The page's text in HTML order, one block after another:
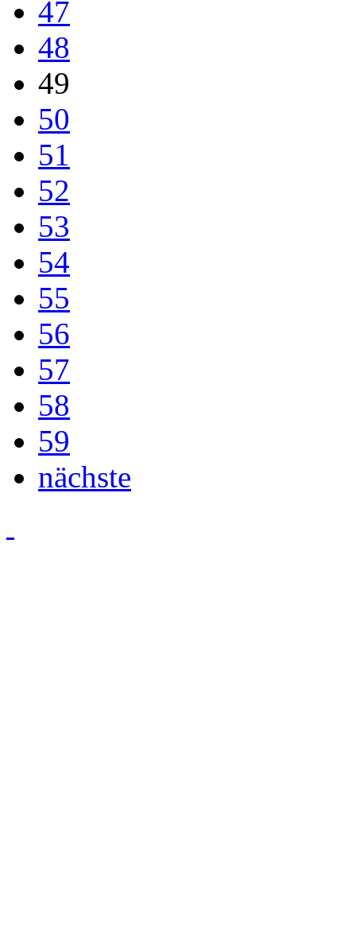
47
48
49
50
51
52
53
54
55
56
57
58
59
nächste